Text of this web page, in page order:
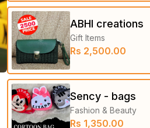
ABHI creations
Gift Items
Rs 2,500.00
Sency - bags
Fashion & Beauty
Rs 1,350.00